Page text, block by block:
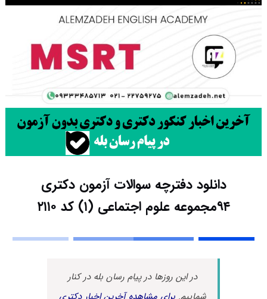
دانلود دفترچه سوالات آزمون دکتری
۹۴مجموعه علوم اجتماعی (۱) کد ۲۱۱۰
در این روزها در پیام رسان بله در کنار